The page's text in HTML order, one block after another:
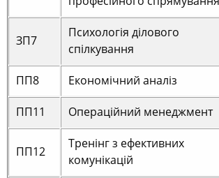
ЗП7
Психологія ділового
спілкування
ПП8 Економічний аналіз
ПП11 Операційний менеджмент
ПП12
Тренінг з ефективних
комунікацій